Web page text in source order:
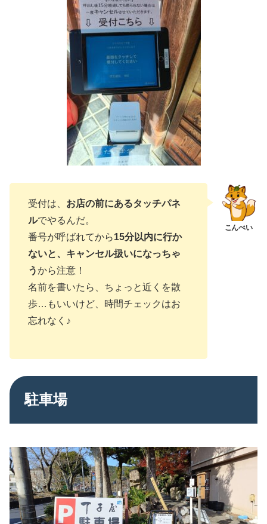
受付は、 お店の前にあるタッチパネ
ルでやるんだ。
番号が呼ばれてから15分以内に行か
ないと、キャンセル扱いになっちゃ
うから注意！
名前を書いたら、ちょっと近くを散
歩…もいいけど、時間チェックはお
忘れなく♪
駐車場